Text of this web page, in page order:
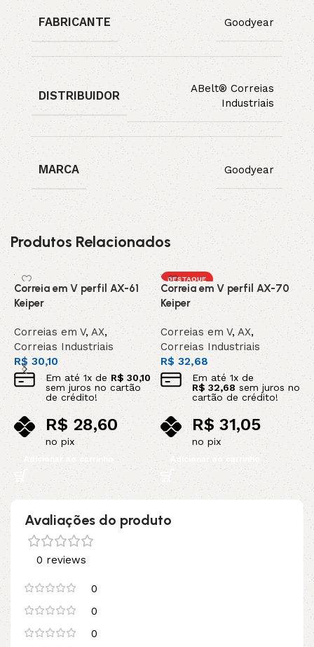
FABRICANTE Goodyear
DISTRIBUIDOR
ABelt® Correias
Industriais
MARCA Goodyear
Produtos Relacionados
Correia em V perfil AX-61
Keiper
Correias em V, AX,
Correias Industriais
R$ 30,10
Em até 1x deR$30,10
sem juros no cartão
de crédito!
R$28,60
no pix
Adicionar ao carrinho
DESTAQUE
Correia em V perfil AX-70
Keiper
Correias em V,AX,
Correias Industriais
R$ 32,68
Em até 1x de
R$ 32,68 sem juros no
cartão de crédito!
R$31,05
no pix
Adicionar ao carrinho
Avaliações do produto
0 reviews
0
0
0